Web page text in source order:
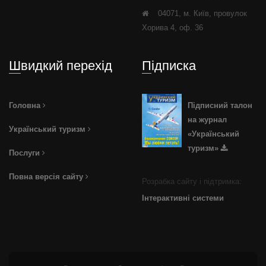
04071, м. Київ, провулок
Хорива 4, оф. 36
Швидкий перехід
Головна
Український туризм
Послуги
Повна версія сайту
Підписка
Підписний талон
на журнал
«Український
туризм»
Розрабка сайту і підтримка:
Інтерактивні системи